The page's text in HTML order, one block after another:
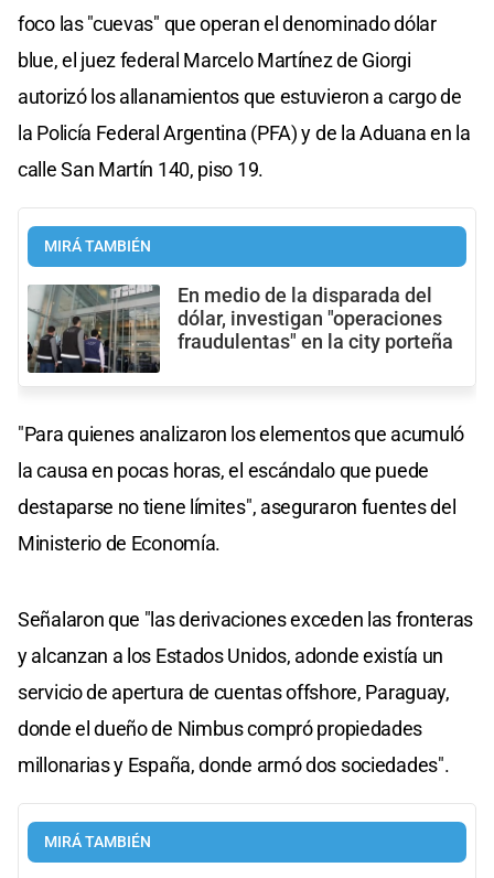
foco las "cuevas" que operan el denominado dólar
blue, el juez federal Marcelo Martínez de Giorgi
autorizó los allanamientos que estuvieron a cargo de
la Policía Federal Argentina (PFA) y de la Aduana en la
calle San Martín 140, piso 19.
MIRÁ TAMBIÉN
En medio de la disparada del
dólar, investigan "operaciones
fraudulentas" en la city porteña
"Para quienes analizaron los elementos que acumuló
la causa en pocas horas, el escándalo que puede
destaparse no tiene límites", aseguraron fuentes del
Ministerio de Economía.
Señalaron que "las derivaciones exceden las fronteras
y alcanzan a los Estados Unidos, adonde existía un
servicio de apertura de cuentas offshore, Paraguay,
donde el dueño de Nimbus compró propiedades
millonarias y España, donde armó dos sociedades".
MIRÁ TAMBIÉN